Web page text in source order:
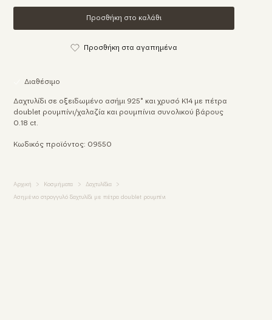
Προσθήκη στο καλάθι
Προσθήκη στα αγαπημένα
Διαθέσιμο
Δαχτυλίδι σε οξειδωμένο ασήμι 925° και χρυσό Κ14 με πέτρα
doublet ρουμπίνι/χαλαζία και ρουμπίνια συνολικού βάρους
0.18 ct.
Κωδικός προϊόντος: 09550
Αρχική Κοσμήματα Δαχτυλίδια
Ασημένιο στρογγυλό δαχτυλίδι με πέτρα doublet ρουμπίνι